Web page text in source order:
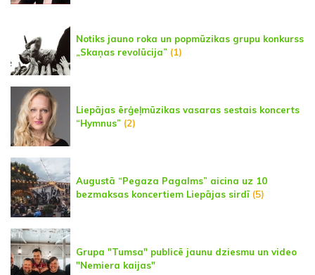
Notiks jauno roka un popmūzikas grupu konkurss
„Skaņas revolūcija” (1)
Liepājas ērģeļmūzikas vasaras sestais koncerts
“Hymnus” (2)
Augustā “Pegaza Pagalms” aicina uz 10
bezmaksas koncertiem Liepājas sirdī (5)
Grupa "Tumsa" publicē jaunu dziesmu un video
"Nemiera kaijas"